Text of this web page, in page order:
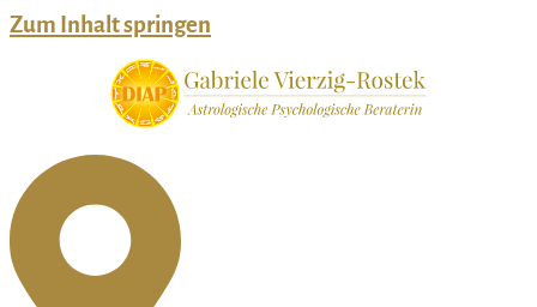
Zum Inhalt springen